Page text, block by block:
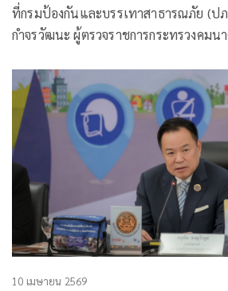
ที่กรมป้องกันและบรรเทาสาธารณภัย (ป
กำจรวัฒนะ ผู้ตรวจราชการกระทรวงคมน
ลดอุบัติเหตุทางถนน (ศปถ.) ช่วงเทศกาล
10 เมษายน 2569